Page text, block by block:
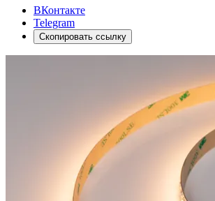
ВКонтакте
Telegram
Скопировать ссылку